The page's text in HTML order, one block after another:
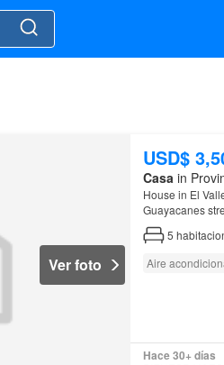
Ver foto
USD$
Casain
House in El
Guayacanes
5
Aire
Hace 30+ días